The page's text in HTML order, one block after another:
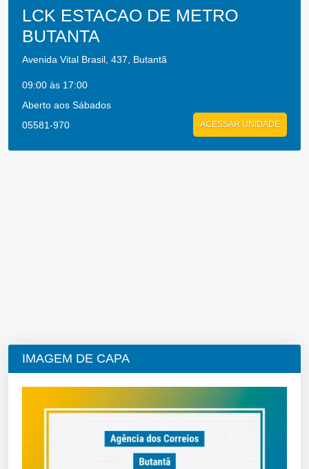
LCK ESTACAO DE METRO
BUTANTA
Avenida Vital Brasil, 437, Butantã
09:00 às 17:00
Aberto aos Sábados
05581-970
ACESSAR UNIDADE
IMAGEM DE CAPA